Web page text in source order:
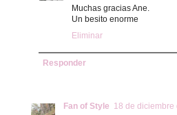
Muchas gracias Ane.
Un besito enorme
Eliminar
Responder
Fan of Style 18 de diciembre